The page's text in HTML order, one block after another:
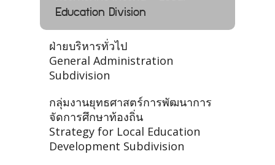
Education Division
ฝ่ายบริหารทั่วไป
General Administration
Subdivision
กลุ่มงานยุทธศาสตร์การพัฒนาการ
จัดการศึกษาท้องถิ่น
Strategy for Local Education
Development Subdivision